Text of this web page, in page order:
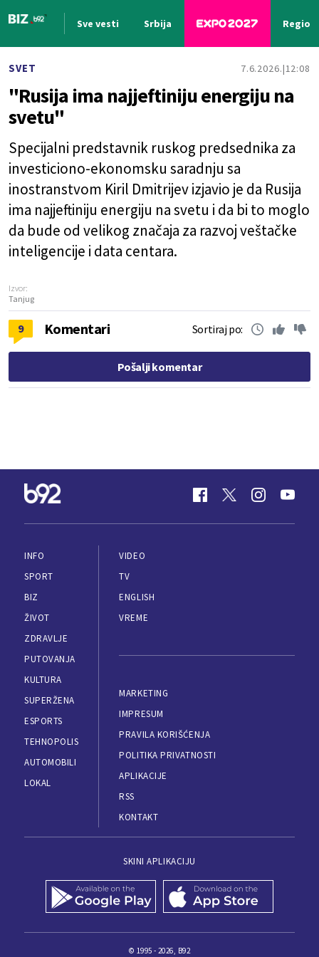
Sve vesti Srbija Region
SVET 7.6.2026. 12:08
"Rusija ima najjeftiniju energiju na
svetu"
Specijalni predstavnik ruskog predsednika za
investiciono-ekonomsku saradnju sa
inostranstvom Kiril Dmitrijev izjavio je da Rusija
ima najjeftiniju energiju na svetu i da bi to moglo
da bude od velikog značaja za razvoj veštačke
inteligencije i data centara.
Izvor:
Tanjug
9 Komentari Sortiraj po:
Pošalji komentar
INFO
SPORT
BIZ
ŽIVOT
ZDRAVLJE
PUTOVANJA
KULTURA
SUPERŽENA
ESPORTS
TEHNOPOLIS
AUTOMOBILI
LOKAL
VIDEO
TV
ENGLISH
VREME
MARKETING
IMPRESUM
PRAVILA KORIŠĆENJA
POLITIKA PRIVATNOSTI
APLIKACIJE
RSS
KONTAKT
SKINI APLIKACIJU
© 1995 - 2026, B92